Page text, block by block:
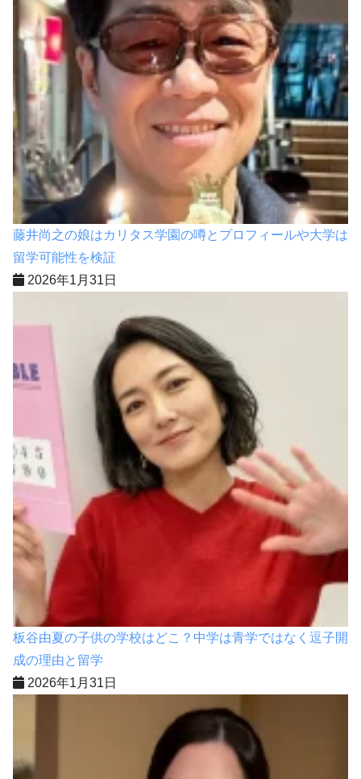
藤井尚之の娘はカリタス学園の噂とプロフィールや大学は
留学可能性を検証
2026年1月31日
板谷由夏の子供の学校はどこ？中学は青学ではなく逗子開
成の理由と留学
2026年1月31日